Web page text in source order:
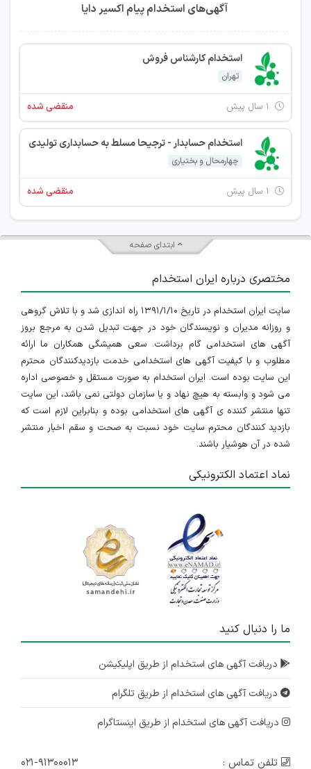
آگهی‌های استخدام پیام اکسیر دایا
استخدام کارشناس فروش
تهران
منقضی شده
استخدام حسابدار - ترجیحا مسلط به حسابداری تولیدی
چهارمحال و بختیاری
منقضی شده
ابتدای صفحه
مختصری درباره ایران استخدام
سایت ایران استخدام در تاریخ ۱۳۹۱/۱/۱۰ راه اندازی شد و با تلاش گروهی
و روزانه مدیران و نویسندگان خود در جهت تبدیل شدن به مرجع بروز
آگهی های استخدامی گام برداشت. سعی همیشگی همکاران ما ارائه
مطلوب و با کیفیت آگهی های استخدامی خدمت بازدیدکنندگان محترم
این سایت بوده است. ایران استخدام به صورت مستقل و خصوصی اداره
می شود و وابسته به هیچ نهاد و یا سازمان دولتی نمی باشد، این سایت
تنها منتشر کننده ی آگهی های استخدامی بوده و بنابراین لازم است که
بازدید کنندگان محترم سایت خود نسبت به صحت و سقم اخبار منتشر
شده در آن هوشیار باشند.
نماد اعتماد الکترونیکی
ما را دنبال کنید
دریافت آگهی های استخدام از طریق اپلیکیشن
دریافت آگهی های استخدام از طریق تلگرام
دریافت آگهی های استخدام از طریق اینستاگرام
تلفن تماس : ۰۲۱-۹۱۳۰۰۰۱۳